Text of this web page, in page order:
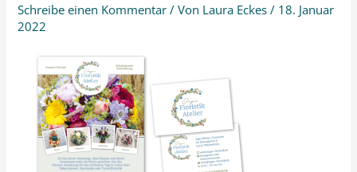
Schreibe einen Kommentar / Von Laura Eckes/ 18. Januar
2022